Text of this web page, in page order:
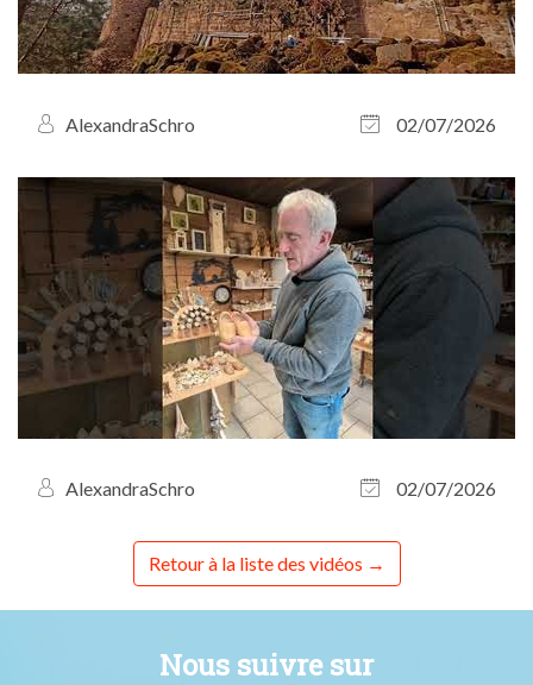
AlexandraSchro 02/07/2026
AlexandraSchro 02/07/2026
Retour à la liste des vidéos
Nous suivre sur